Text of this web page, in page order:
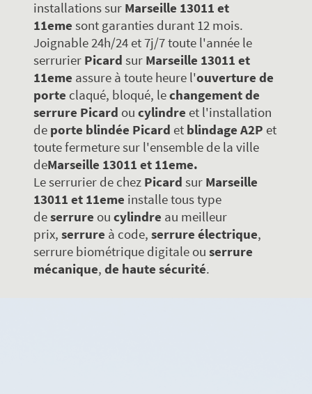
installations sur Marseille 13011 et
11eme sont garanties durant 12 mois.
Joignable 24h/24 et 7j/7 toute l'année le
serrurier Picard sur Marseille 13011 et
11eme assure à toute heure l'ouverture de
porte claqué, bloqué, lechangement de
serrure Picard ou cylindre et l'installation
de porte blindée Picard et blindage A2P et
toute fermeture sur l'ensemble de la ville
deMarseille 13011 et 11eme.
Le serrurier de chez Picard sur Marseille
13011 et 11eme installe tous type
deserrure ou cylindre au meilleur
prix, serrure à code, serrure électrique,
serrure biométrique digitale ou serrure
mécanique, de haute sécurité.